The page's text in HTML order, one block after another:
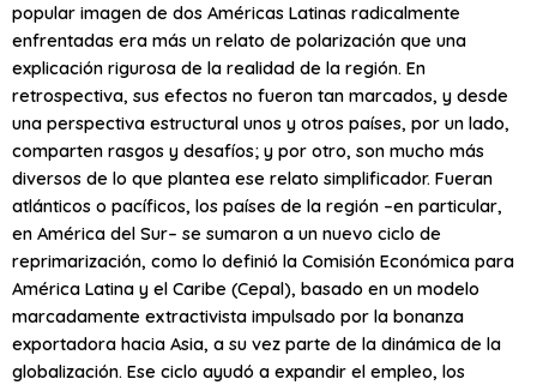
popular imagen de dos Américas Latinas radicalmente
enfrentadas era más un relato de polarización que una
explicación rigurosa de la realidad de la región. En
retrospectiva, sus efectos no fueron tan marcados, y desde
una perspectiva estructural unos y otros países, por un lado,
comparten rasgos y desafíos; y por otro, son mucho más
diversos de lo que plantea ese relato simplificador. Fueran
atlánticos o pacíficos, los países de la región –en particular,
en América del Sur– se sumaron a un nuevo ciclo de
reprimarización, como lo definió la Comisión Económica para
América Latina y el Caribe (Cepal), basado en un modelo
marcadamente extractivista impulsado por la bonanza
exportadora hacia Asia, a su vez parte de la dinámica de la
globalización. Ese ciclo ayudó a expandir el empleo, los